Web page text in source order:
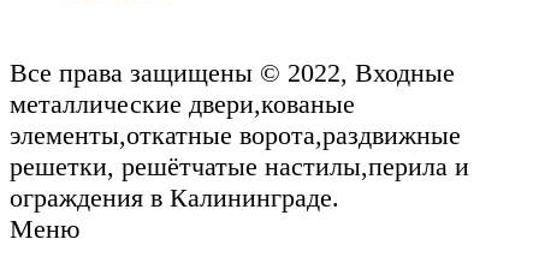
Все права защищены © 2022, Входные
металлические двери,кованые
элементы,откатные ворота,раздвижные
решетки, решётчатые настилы,перила и
ограждения в Калининграде.
Меню